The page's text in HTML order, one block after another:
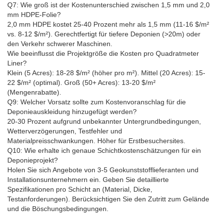
Q7: Wie groß ist der Kostenunterschied zwischen 1,5 mm und 2,0
mm HDPE-Folie?
2,0 mm HDPE kostet 25-40 Prozent mehr als 1,5 mm (11-16 $/m²
vs. 8-12 $/m²). Gerechtfertigt für tiefere Deponien (>20m) oder
den Verkehr schwerer Maschinen.
Wie beeinflusst die Projektgröße die Kosten pro Quadratmeter
Liner?
Klein (5 Acres): 18-28 $/m² (höher pro m²). Mittel (20 Acres): 15-
22 $/m² (optimal). Groß (50+ Acres): 13-20 $/m²
(Mengenrabatte).
Q9: Welcher Vorsatz sollte zum Kostenvoranschlag für die
Deponieauskleidung hinzugefügt werden?
20-30 Prozent aufgrund unbekannter Untergrundbedingungen,
Wetterverzögerungen, Testfehler und
Materialpreisschwankungen. Höher für Erstbesuchersites.
Q10: Wie erhalte ich genaue Schichtkostenschätzungen für ein
Deponieprojekt?
Holen Sie sich Angebote von 3-5 Geokunststofflieferanten und
Installationsunternehmern ein. Geben Sie detaillierte
Spezifikationen pro Schicht an (Material, Dicke,
Testanforderungen). Berücksichtigen Sie den Zutritt zum Gelände
und die Böschungsbedingungen.